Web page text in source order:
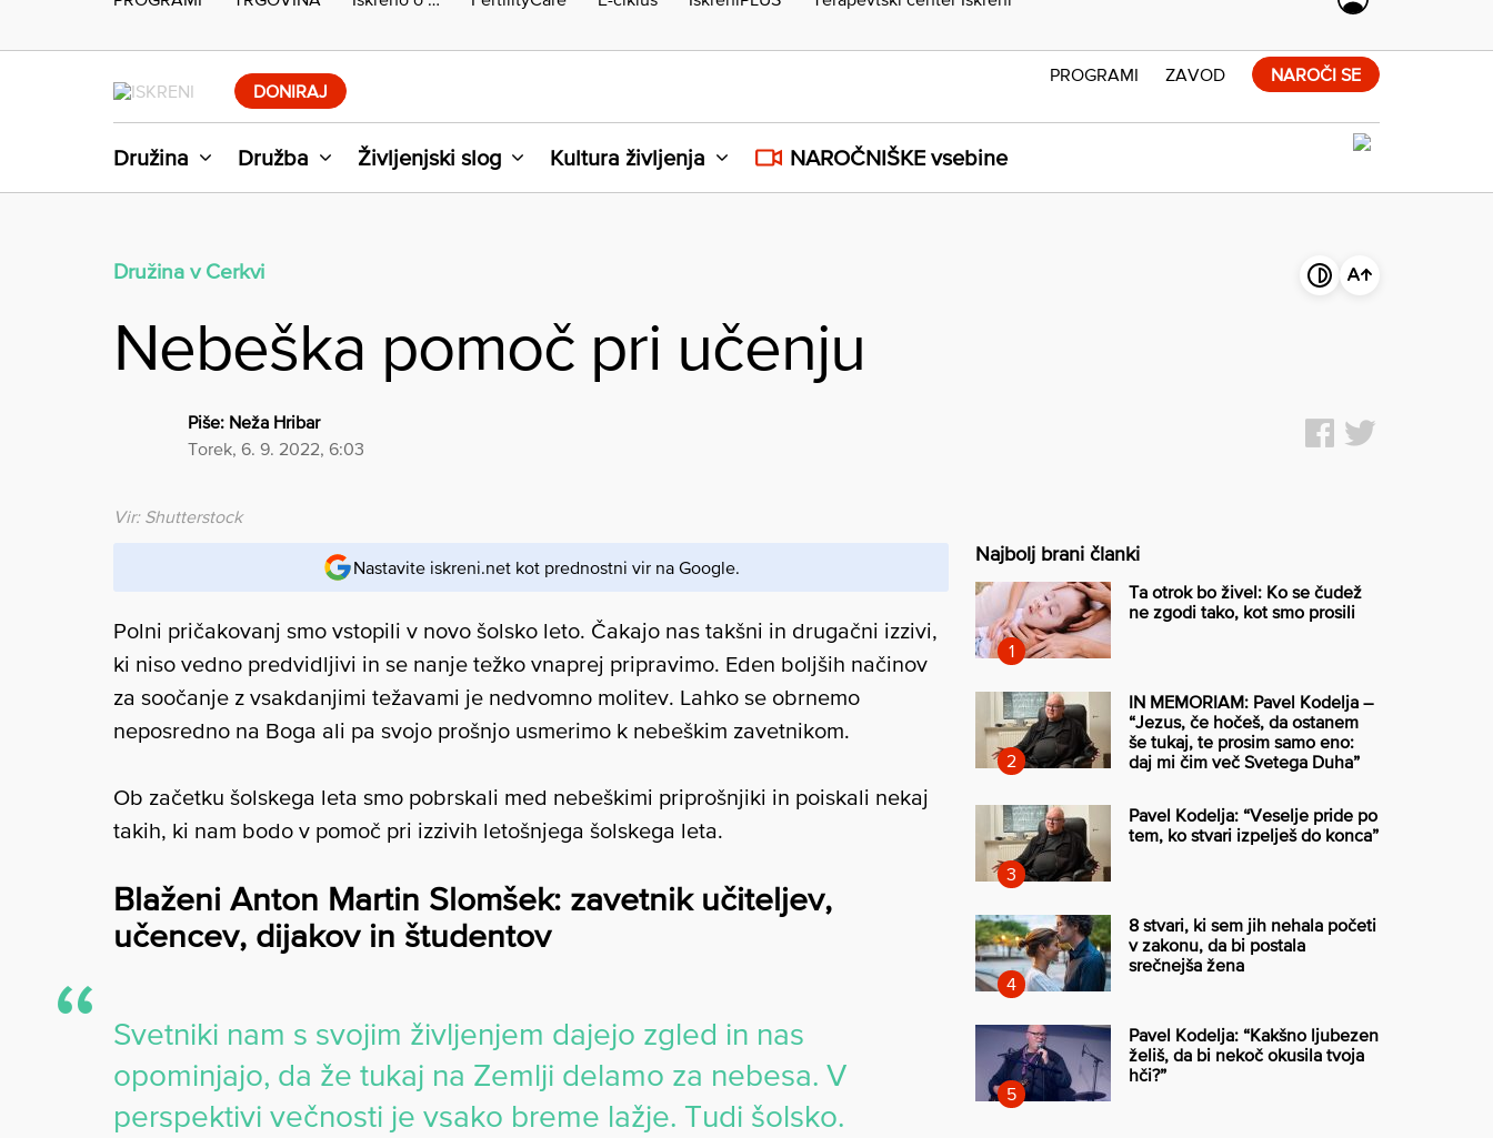
DONIRAJ
Družina Družba Življenjski slog Kultura življenja NAROČNIŠKE vsebine
PROGRAMI ZAVOD NAROČI SE
Družina v Cerkvi
Nebeška pomoč pri učenju
Piše: Neža Hribar
torek, 6. 9. 2022, 6:03
Vir: Shutterstock
Nastavite iskreni.net kot prednostni vir na Google.
Polni pričakovanj smo vstopili v novo šolsko leto. Čakajo nas takšni in drugačni izzivi,
ki niso vedno predvidljivi in se nanje težko vnaprej pripravimo. Eden boljših načinov
za soočanje z vsakdanjimi težavami je nedvomno molitev. Lahko se obrnemo
neposredno na Boga ali pa svojo prošnjo usmerimo k nebeškim zavetnikom.
Ob začetku šolskega leta smo pobrskali med nebeškimi priprošnjiki in poiskali nekaj
takih, ki nam bodo v pomoč pri izzivih letošnjega šolskega leta.
Blaženi Anton Martin Slomšek: zavetnik učiteljev,
učencev, dijakov in študentov
Svetniki nam s svojim življenjem dajejo zgled in nas
opominjajo, da že tukaj na Zemlji delamo za nebesa. V
perspektivi večnosti je vsako breme lažje. Tudi šolsko.
Najbolj brani članki
Ta otrok bo živel: Ko se čudež
ne zgodi tako, kot smo prosili
IN MEMORIAM: Pavel Kodelja –
“Jezus, če hočeš, da ostanem
še tukaj, te prosim samo eno:
daj mi čim več Svetega Duha”
Pavel Kodelja: “Veselje pride po
tem, ko stvari izpelješ do konca”
8 stvari, ki sem jih nehala početi
v zakonu, da bi postala
srečnejša žena
Pavel Kodelja: “Kakšno ljubezen
želiš, da bi nekoč okusila tvoja
hči?”